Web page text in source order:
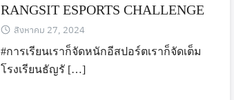
RANGSIT ESPORTS CHALLENGE
สิงหาคม 27, 2024
#การเรียนเราก็จัดหนักอีสปอร์ตเราก็จัดเต็ม
โรงเรียนธัญรั […]